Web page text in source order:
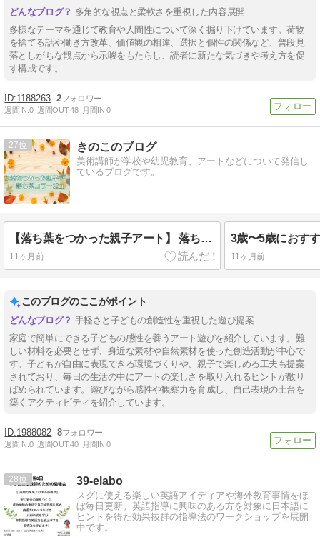
多角的な視点と柔軟さを重視した内容展開
多様なテーマを通じて教育や人間性について深く掘り下げています。荷物
を捨てる話や働き方改革、価値観の相違、選択と個性の関係など、普段見
落としがちな観点から示唆をもたらし、読者に新たな気づきや考え方を促
す構成です。
1188263 2
週間IN:0 週間OUT:48 月間IN:0
27 きのこのブログ
美術講師が学校や幼児教育、アートなどについて発信し
ているブログです。
【落ち葉をつかった親子アート】 落ち葉コラージュ
11ヶ月前 11ヶ月前
このブログのここがポイント
手軽さと子どもの創造性を重視した遊び提案
家庭で簡単にできる子どもの感性を養うアート遊びを紹介しています。難
しい材料を必要とせず、身近な素材や自然素材を使った創造活動が中心で
す。子どもが自由に表現できる環境づくりや、親子で楽しめる工夫も提案
されており、毎日の生活の中にアートの楽しさを取り入れるヒントが散り
ばめられています。遊びながら感性や観察力を育成し、自己表現の土台を
築くアクティビティを紹介しています。
1988082 8
週間IN:0 週間OUT:40 月間IN:0
28 39-elabo
スグに使える楽しい英語アイディアや海外教育事情をほ
ぼ毎日更新。英語指導に興味のある方を対象に日本語に
ヒントを得た効果抜群の指導法のワークショップを展開
中です。